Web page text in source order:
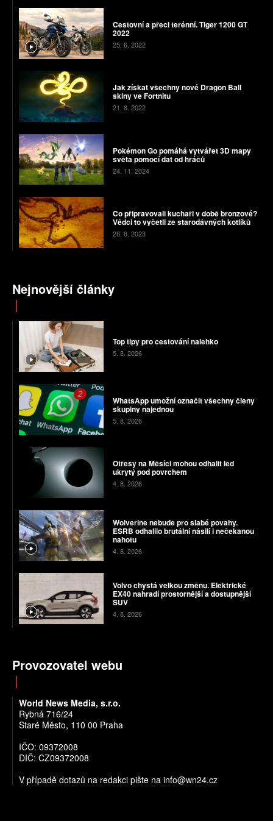
Cestovní a přeci terénní. Tiger 1200 GT
2022
25. 6. 2022
Jak získat všechny nové Dragon Ball
skiny ve Fortnitu
21. 8. 2022
Pokémon Go pomáhá vytvářet 3D mapy
světa pomocí dat od hráčů
24. 11. 2024
Co připravovali kuchaři v době bronzové?
Vědci to vyčetli ze starodávných kotlíků
28. 8. 2023
Nejnovější články
Top tipy pro cestování nalehko
5. 8. 2026
WhatsApp umožní označit všechny členy
skupiny najednou
5. 8. 2026
Otřesy na Měsíci mohou odhalit led
ukrytý pod povrchem
4. 8. 2026
Wolverine nebude pro slabé povahy.
ESRB odhalilo brutální násilí i nečekanou
nahotu
4. 8. 2026
Volvo chystá velkou změnu. Elektrické
EX40 nahradí prostornější a dostupnější
SUV
4. 8. 2026
Provozovatel webu
World News Media, s.r.o.
Rybná 716/24
Staré Město, 110 00 Praha
IČO: 09372008
DIČ: CZ09372008
V případě dotazů na redakci pište na info@wn24.cz